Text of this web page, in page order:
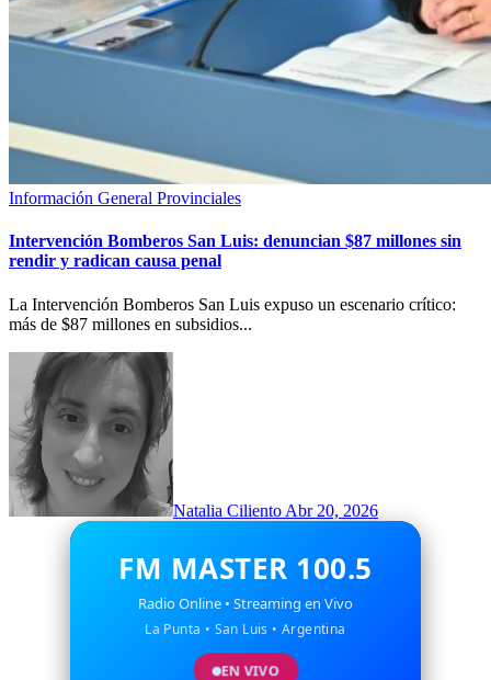
Información General Provinciales
Intervención Bomberos San Luis: denuncian $87 millones sin
rendir y radican causa penal
La Intervención Bomberos San Luis expuso un escenario crítico:
más de $87 millones en subsidios...
Natalia Ciliento Abr 20, 2026
FM MASTER 100.5
Radio Online • Streaming en Vivo
La Punta • San Luis • Argentina
EN VIVO